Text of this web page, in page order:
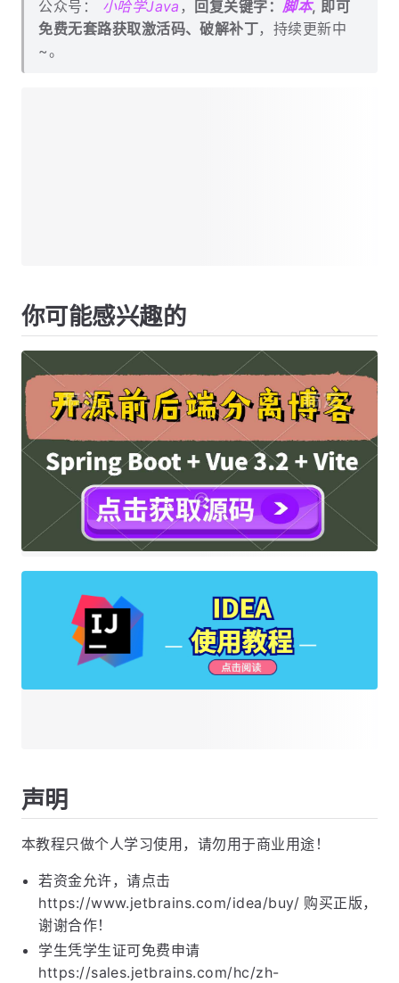
公众号： 小哈学Java ， 回复关键字： 脚本, 即可
免费无套路获取激活码、破解补丁，持续更新中
~。
你可能感兴趣的
声明
本教程只做个人学习使用，请勿用于商业用途！
若资金允许，请点击
https://www.jetbrains.com/idea/buy/ 购买正版，
谢谢合作！
学生凭学生证可免费申请
https://sales.jetbrains.com/hc/zh-